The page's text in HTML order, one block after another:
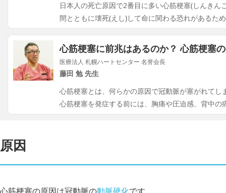
日本人の死亡原因で2番目に多い心筋梗塞(しんきん
間とともに壊死(えし)して命に関わる恐れがあるた
心筋梗塞に前兆はあるのか？ 心筋梗塞
医療法人 札幌ハートセンター 名誉会長
藤田 勉 先生
心筋梗塞とは、何らかの原因で冠動脈が塞がれて
心筋梗塞を発症する前には、胸痛や圧迫感、背中の
原因